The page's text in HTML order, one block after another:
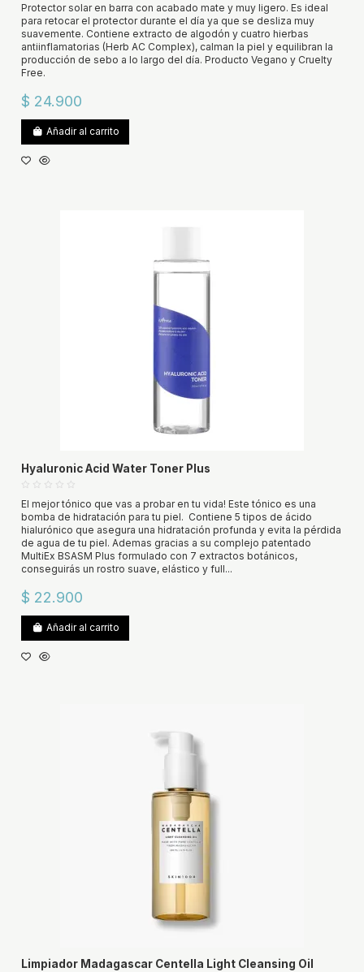
Protector solar en barra con acabado mate y muy ligero. Es ideal
para retocar el protector durante el día ya que se desliza muy
suavemente. Contiene extracto de algodón y cuatro hierbas
antiinflamatorias (Herb AC Complex), calman la piel y equilibran la
producción de sebo a lo largo del día. Producto Vegano y Cruelty
Free.
$ 24.900
Añadir al carrito
Hyaluronic Acid Water Toner Plus
El mejor tónico que vas a probar en tu vida! Este tónico es una
bomba de hidratación para tu piel. Contiene 5 tipos de ácido
hialurónico que asegura una hidratación profunda y evita la pérdida
de agua de tu piel. Ademas gracias a su complejo patentado
MultiEx BSASM Plus formulado con 7 extractos botánicos,
conseguirás un rostro suave, elástico y full...
$ 22.900
Añadir al carrito
Limpiador Madagascar Centella Light Cleansing Oil